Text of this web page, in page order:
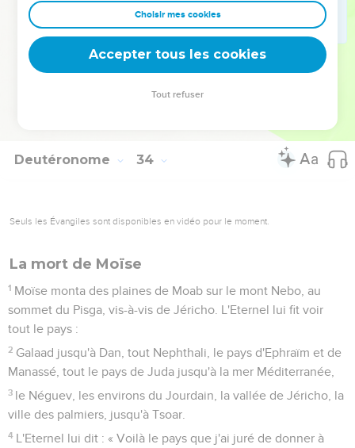
» Israël réside en sécurité, la source de Jacob est à part
dans un pays de blé et de vin nouveau, et son ciel distille la
rosée.
Que tu es heureux, Israël ! Qui est, comme toi, un peuple
sauvé par l'Eternel ? Il est le bouclier qui te secourt, l'épée
Deutéronome 34
Seuls les Évangiles sont disponibles en vidéo pour le moment.
La mort de Moïse
1 Moïse monta des plaines de Moab sur le mont Nebo, au
sommet du Pisga, vis-à-vis de Jéricho. L'Eternel lui fit voir
tout le pays :
2 Galaad jusqu'à Dan, tout Nephthali, le pays d'Ephraïm et de
Manassé, tout le pays de Juda jusqu'à la mer Méditerranée,
3 le Néguev, les environs du Jourdain, la vallée de Jéricho, la
ville des palmiers, jusqu'à Tsoar.
4 L'Eternel lui dit : « Voilà le pays que j'ai juré de donner à
Choisir mes cookies
Accepter tous les cookies
Tout refuser